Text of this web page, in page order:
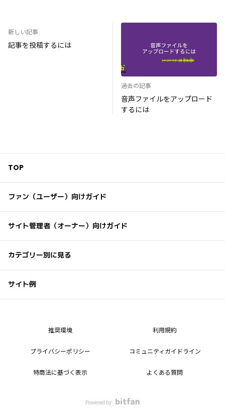
新しい記事
記事を投稿するには
過去の記事
音声ファイルをアップロード
するには
TOP
ファン（ユーザー）向けガイド
サイト管理者（オーナー）向けガイド
カテゴリー別に見る
サイト例
推奨環境 利用規約
プライバシーポリシー コミュニティガイドライン
特商法に基づく表示 よくある質問
Powered by